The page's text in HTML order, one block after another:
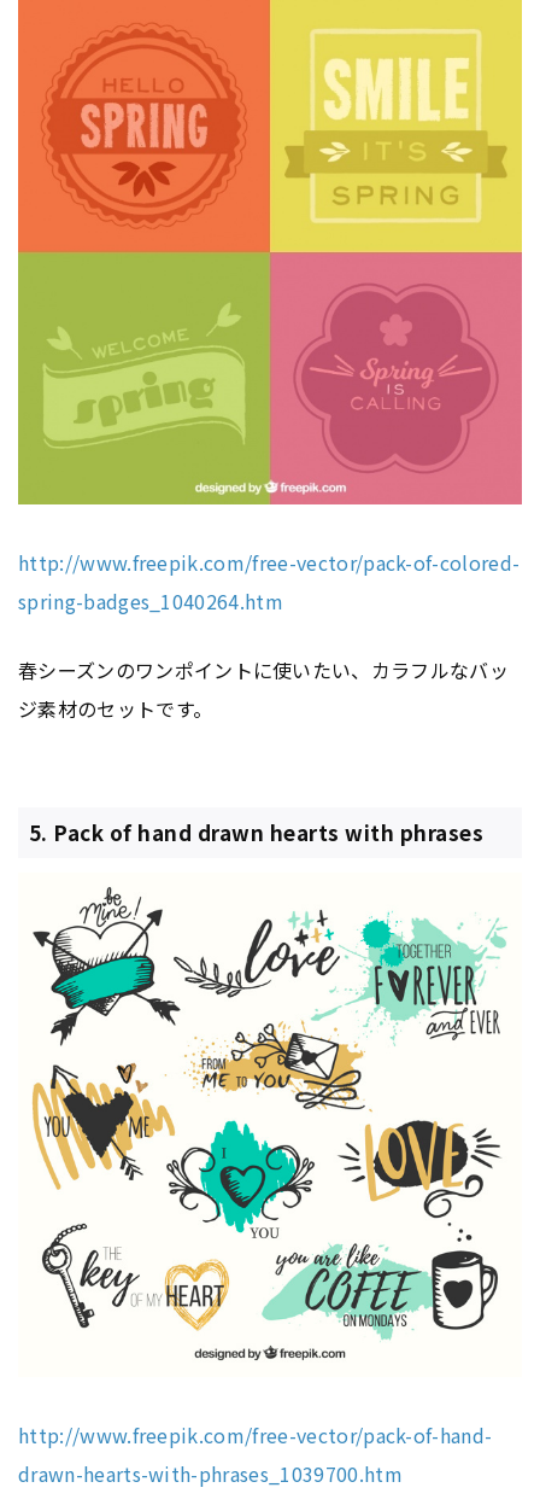
http://www.freepik.com/free-vector/pack-of-colored-
spring-badges_1040264.htm
春シーズンのワンポイントに使いたい、カラフルなバッ
ジ素材のセットです。
5. Pack of hand drawn hearts with phrases
http://www.freepik.com/free-vector/pack-of-hand-
drawn-hearts-with-phrases_1039700.htm